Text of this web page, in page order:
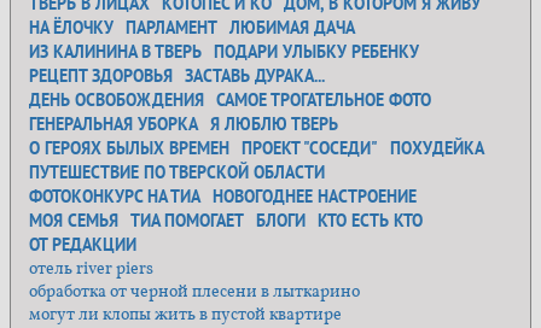
НА ЁЛОЧКУ ПАРЛАМЕНТ ЛЮБИМАЯ ДАЧА
ИЗ КАЛИНИНА В ТВЕРЬ ПОДАРИ УЛЫБКУ РЕБЕНКУ
РЕЦЕПТ ЗДОРОВЬЯ ЗАСТАВЬ ДУРАКА...
ДЕНЬ ОСВОБОЖДЕНИЯ САМОЕ ТРОГАТЕЛЬНОЕ ФОТО
ГЕНЕРАЛЬНАЯ УБОРКА Я ЛЮБЛЮ ТВЕРЬ
О ГЕРОЯХ БЫЛЫХ ВРЕМЕН ПРОЕКТ "СОСЕДИ"
ПОХУДЕЙКА
ПУТЕШЕСТВИЕ ПО ТВЕРСКОЙ ОБЛАСТИ
ФОТОКОНКУРС НА ТИА НОВОГОДНЕЕ НАСТРОЕНИЕ
МОЯ СЕМЬЯ ТИА ПОМОГАЕТ БЛОГИ КТО ЕСТЬ КТО
ОТ РЕДАКЦИИ
отель river piers
обработка от черной плесени в лыткарино
могут ли клопы жить в пустой квартире